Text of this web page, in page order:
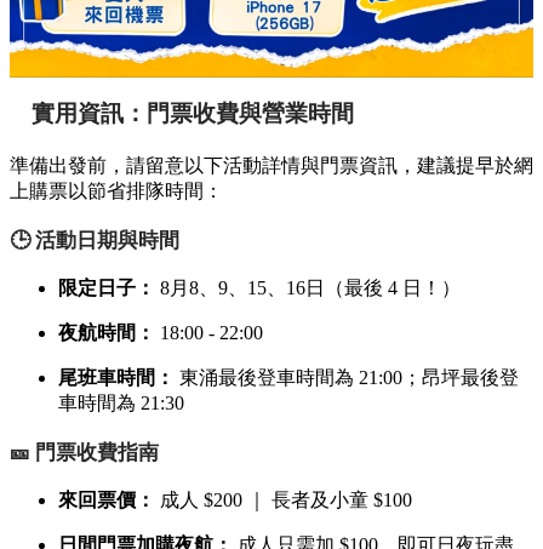
實用資訊：門票收費與營業時間
準備出發前，請留意以下活動詳情與門票資訊，建議提早於網
上購票以節省排隊時間：
🕒 活動日期與時間
限定日子： 8月8、9、15、16日（最後 4 日！）
夜航時間： 18:00 - 22:00
尾班車時間： 東涌最後登車時間為 21:00；昂坪最後登
車時間為 21:30
🎫 門票收費指南
來回票價： 成人 $200 ｜ 長者及小童 $100